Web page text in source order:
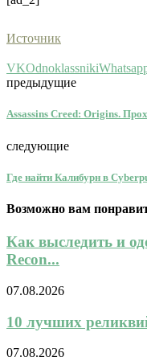
Источник
VKOdnoklassniki
предыдущие
Assassins Creed: Origins.
следующие
Где найти Калибурн в
Возможно вам
Как выследить и
Recon...
07.08.2026
10 лучших
07.08.2026